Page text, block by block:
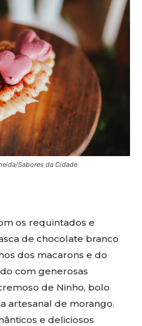
Sabores da Cidade
os requintados e
de chocolate branco
dos macarons e do
com generosas
de Ninho, bolo
artesanal de morango.
e deliciosos